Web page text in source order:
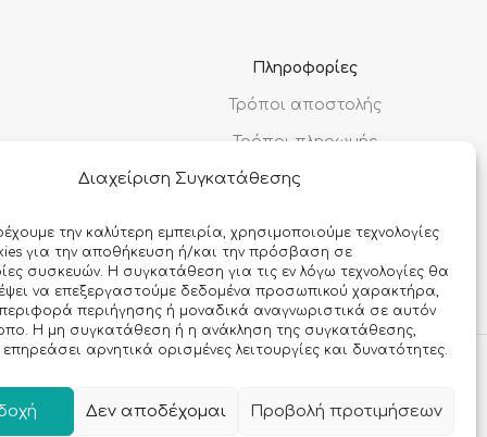
Διαχείριση Συγκατάθεσης
την καλύτερη εμπειρία, χρησιμοποιούμε τεχνολογίες
για την αποθήκευση ή/και την πρόσβαση σε
συσκευών. Η συγκατάθεση για τις εν λόγω τεχνολογίες θα
να επεξεργαστούμε δεδομένα προσωπικού χαρακτήρα,
περιήγησης ή μοναδικά αναγνωριστικά σε αυτόν
Η μη συγκατάθεση ή η ανάκληση της συγκατάθεσης,
αρνητικά ορισμένες λειτουργίες και δυνατότητες.
Δεν αποδέχομαι Προβολή προτιμήσεων
Πληροφορίες
Τρόποι αποστολής
Τρόποι πληρωμής
Όροι χρήσης
Ασφάλεια συναλλαγών